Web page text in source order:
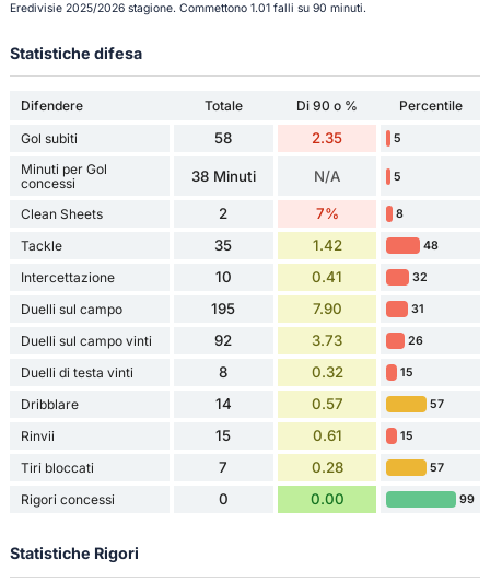
Eredivisie 2025/2026 stagione. Commettono 1.01 falli su 90 minuti.
Statistiche difesa
Difendere Totale Di 90 o %
Percentile
Gol subiti
58 2.35 5
Minuti per Gol
concessi
38 Minuti N/A 5
Clean Sheets 2 7% 8
Tackle 35 1.42 48
Intercettazione 10 0.41 32
Duelli sul campo 195 7.90 31
Duelli sul campo vinti 92 3.73 26
Duelli di testa vinti 8 0.32 15
Dribblare 14 0.57 57
Rinvii 15 0.61 15
Tiri bloccati 7 0.28 57
Rigori concessi 0 0.00 99
Statistiche Rigori